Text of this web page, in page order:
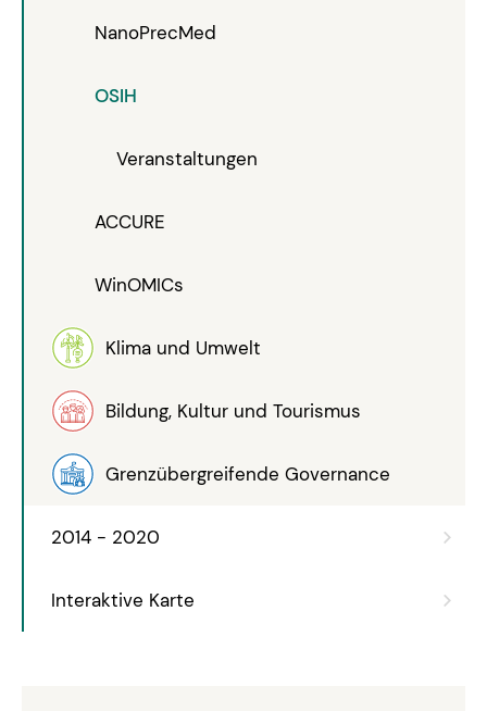
NanoPrecMed
OSIH
Veranstaltungen
ACCURE
WinOMICs
Klima und Umwelt
Bildung, Kultur und Tourismus
Grenzübergreifende Governance
2014 - 2020
Interaktive Karte